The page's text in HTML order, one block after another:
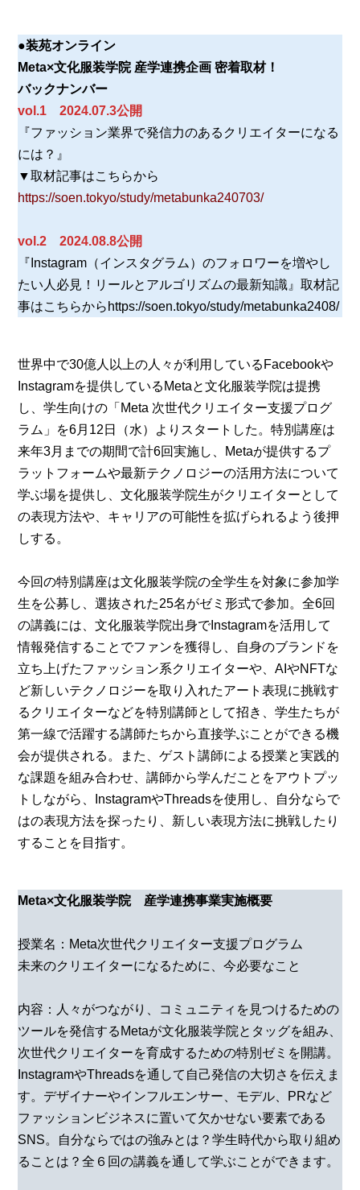
●装苑オンライン
Meta×文化服装学院 産学連携企画 密着取材！
バックナンバー
vol.1 2024.07.3公開
『ファッション業界で発信力のあるクリエイターになる
には？』
▼取材記事はこちらから
https://soen.tokyo/study/metabunka240703/
vol.2 2024.08.8公開
『Instagram（インスタグラム）のフォロワーを増やし
たい人必見！リールとアルゴリズムの最新知識』取材記
事はこちらからhttps://soen.tokyo/study/metabunka2408/
世界中で30億人以上の人々が利用しているFacebookや
Instagramを提供しているMetaと文化服装学院は提携
し、学生向けの「Meta 次世代クリエイター支援プログ
ラム」を6月12日（水）よりスタートした。特別講座は
来年3月までの期間で計6回実施し、Metaが提供するプ
ラットフォームや最新テクノロジーの活用方法について
学ぶ場を提供し、文化服装学院生がクリエイターとして
の表現方法や、キャリアの可能性を拡げられるよう後押
しする。
今回の特別講座は文化服装学院の全学生を対象に参加学
生を公募し、選抜された25名がゼミ形式で参加。全6回
の講義には、文化服装学院出身でInstagramを活用して
情報発信することでファンを獲得し、自身のブランドを
立ち上げたファッション系クリエイターや、AIやNFTな
ど新しいテクノロジーを取り入れたアート表現に挑戦す
るクリエイターなどを特別講師として招き、学生たちが
第一線で活躍する講師たちから直接学ぶことができる機
会が提供される。また、ゲスト講師による授業と実践的
な課題を組み合わせ、講師から学んだことをアウトプッ
トしながら、InstagramやThreadsを使用し、自分ならで
はの表現方法を探ったり、新しい表現方法に挑戦したり
することを目指す。
Meta×文化服装学院 産学連携事業実施概要
授業名：Meta次世代クリエイター支援プログラム
未来のクリエイターになるために、今必要なこと
内容：人々がつながり、コミュニティを見つけるための
ツールを発信するMetaが文化服装学院とタッグを組み、
次世代クリエイターを育成するための特別ゼミを開講。
InstagramやThreadsを通して自己発信の大切さを伝えま
す。デザイナーやインフルエンサー、モデル、PRなど
ファッションビジネスに置いて欠かせない要素である
SNS。自分ならではの強みとは？学生時代から取り組め
ることは？全６回の講義を通して学ぶことができます。